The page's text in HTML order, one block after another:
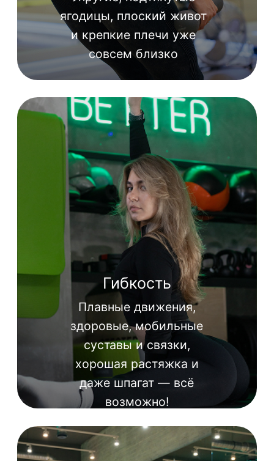
Растяжка
Мягкая
тренировка
Body Sculpt
Силовая тренировка
МФР + Mobility
Мягкая тренировка
Мягкая тренировка